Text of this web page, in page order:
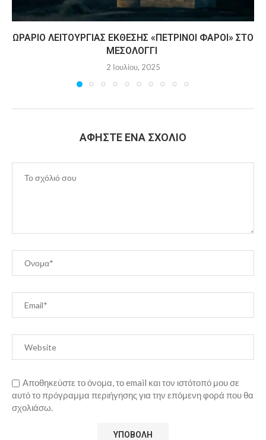
ΩΡΆΡΙΟ ΛΕΙΤΟΥΡΓΊΑΣ ΈΚΘΕΣΗΣ «ΠΈΤΡΙΝΟΙ ΦΆΡΟΙ» ΣΤΟ
ΜΕΣΟΛΌΓΓΙ
2 Ιουλίου, 2025
ΑΦΉΣΤΕ ΈΝΑ ΣΧΌΛΙΟ
Αποθηκεύστε το όνομα, το email και τον ιστότοπό μου σε
αυτό το πρόγραμμα περιήγησης για την επόμενη φορά που θα
σχολιάσω.